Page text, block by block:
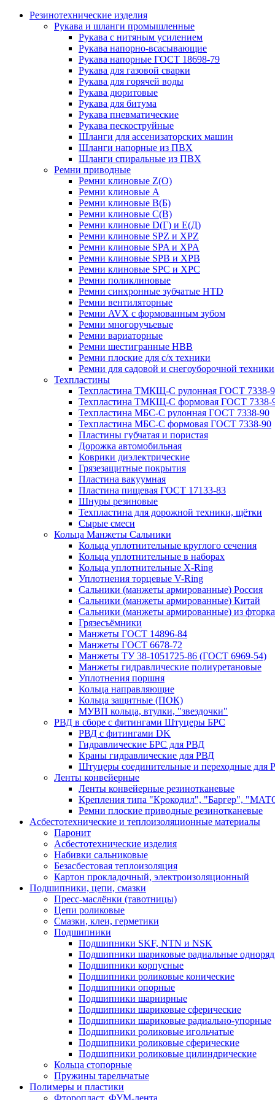
Резинотехнические изделия
Рукава и шланги промышленные
Рукава с нитяным усилением
Рукава напорно-всасывающие
Рукава напорные ГОСТ 18698-79
Рукава для газовой сварки
Рукава для горячей воды
Рукава дюритовые
Рукава для битума
Рукава пневматические
Рукава пескоструйные
Шланги для ассенизаторских машин
Шланги напорные из ПВХ
Шланги спиральные из ПВХ
Ремни приводные
Ремни клиновые Z(О)
Ремни клиновые А
Ремни клиновые В(Б)
Ремни клиновые С(В)
Ремни клиновые D(Г) и Е(Д)
Ремни клиновые SPZ и XPZ
Ремни клиновые SPA и XPA
Ремни клиновые SPB и XPB
Ремни клиновые SPC и XPC
Ремни поликлиновые
Ремни синхронные зубчатые HTD
Ремни вентиляторные
Ремни AVX с формованным зубом
Ремни многоручьевые
Ремни вариаторные
Ремни шестигранные HBB
Ремни плоские для с/х техники
Ремни для садовой и снегоуборочной техники
Техпластины
Техпластина ТМКЩ-С рулонная ГОСТ 7338-
Техпластина ТМКЩ-С формовая ГОСТ 7338-
Техпластина МБС-С рулонная ГОСТ 7338-90
Техпластина МБС-С формовая ГОСТ 7338-90
Пластины губчатая и пористая
Дорожка автомобильная
Коврики диэлектрические
Грязезащитные покрытия
Пластина вакуумная
Пластина пищевая ГОСТ 17133-83
Шнуры резиновые
Техпластина для дорожной техники, щётки
Сырые смеси
Кольца Манжеты Сальники
Кольца уплотнительные круглого сечения
Кольца уплотнительные в наборах
Кольца уплотнительные Х-Ring
Уплотнения торцевые V-Ring
Сальники (манжеты армированные) Россия
Сальники (манжеты армированные) Китай
Сальники (манжеты армированные) из
Грязесъёмники
Манжеты ГОСТ 14896-84
Манжеты ГОСТ 6678-72
Манжеты ТУ 38-1051725-86 (ГОСТ 6969-54)
Манжеты гидравлические полиуретановые
Уплотнения поршня
Кольца направляющие
Кольца защитные (ПОК)
МУВП кольца, втулки, "звездочки"
РВД в сборе с фитингами Штуцеры БРС
РВД с фитингами DK
Гидравлические БРС для РВД
Краны гидравлические для РВД
Штуцеры соединительные и переходные для
Ленты конвейерные
Ленты конвейерные резинотканевые
Крепления типа "Крокодил", "Баргер",
Ремни плоские приводные резинотканевые
Асбестотехнические и теплоизоляционные материалы
Паронит
Асбестотехнические изделия
Набивки сальниковые
Безасбестовая теплоизоляция
Картон прокладочный, электроизоляционный
Подшипники, цепи, смазки
Пресс-маслёнки (тавотницы)
Цепи роликовые
Смазки, клеи, герметики
Подшипники
Подшипники SKF, NTN и NSK
Подшипники шариковые радиальные
Подшипники корпусные
Подшипники роликовые конические
Подшипники опорные
Подшипники шарнирные
Подшипники шариковые сферические
Подшипники шариковые радиально-упорные
Подшипники роликовые игольчатые
Подшипники роликовые сферические
Подшипники роликовые цилиндрические
Кольца стопорные
Пружины тарельчатые
Полимеры и пластики
Фторопласт, ФУМ-лента